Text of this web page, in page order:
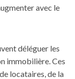
avec le
déléguer les
immobilière. Ces
locataires, de la